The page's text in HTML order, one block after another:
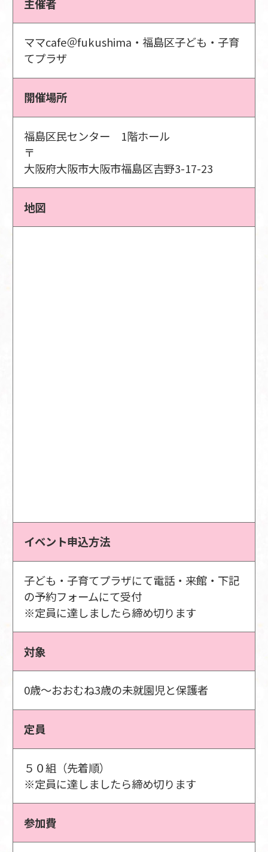
主催者
ママcafe＠fukushima・福島区子ども・子育
てプラザ
開催場所
福島区民センター 1階ホール
〒
大阪府大阪市大阪市福島区吉野3-17-23
地図
イベント申込方法
子ども・子育てプラザにて電話・来館・下記
の予約フォームにて受付
※定員に達しましたら締め切ります
対象
0歳～おおむね3歳の未就園児と保護者
定員
５０組（先着順）
※定員に達しましたら締め切ります
参加費